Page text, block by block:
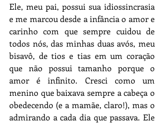
Ele, meu pai, possui sua idiossincrasia
e me marcou desde a infância o amor e
carinho com que sempre cuidou de
todos nós, das minhas duas avós, meu
bisavô, de tios e tias em um coração
que não possui tamanho porque o
amor é infinito. Cresci como um
menino que baixava sempre a cabeça o
obedecendo (e a mamãe, claro!), mas o
admirando a cada dia que passava. Ele